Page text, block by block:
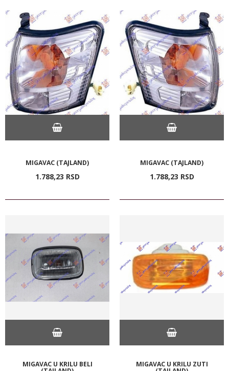
MIGAVAC (TAJLAND)
1.788,23 RSD
MIGAVAC (TAJLAND)
1.788,23 RSD
MIGAVAC U KRILU BELI MIGAVAC U KRILU ZUTI